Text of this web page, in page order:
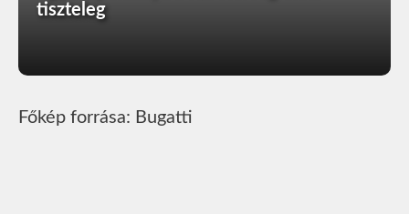
tiszteleg
Főkép forrása: Bugatti